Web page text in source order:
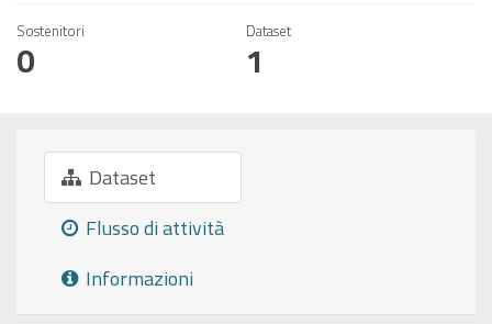
Sostenitori
0
Dataset
1
Dataset
Flusso di attività
Informazioni